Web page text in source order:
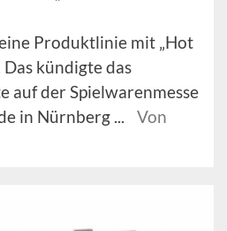
Produktlinie mit „Hot
kündigte das
auf der Spielwarenmesse
in Nürnberg ...
Von